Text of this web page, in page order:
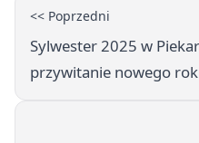
<< Poprzedni
Sylwester 2025 w
przywitanie nowego